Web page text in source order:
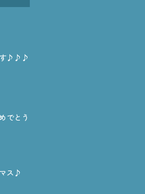
す♪♪♪
でとう
ス♪